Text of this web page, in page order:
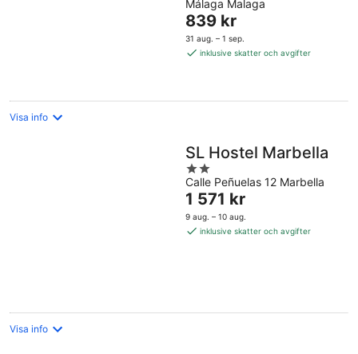
of
5
Málaga Malaga
Priset
är
839 kr
839 kr
31 aug. – 1 sep.
inklusive skatter och avgifter
Visa info
SL Hostel Marbella
2
out
of
5
Calle Peñuelas 12 Marbella
Priset
är
1 571 kr
1 571 kr
9 aug. – 10 aug.
inklusive skatter och avgifter
Visa info